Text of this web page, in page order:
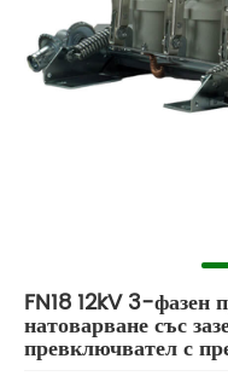
FN18 12kV 3-фазен
натоварване със
превключвател с